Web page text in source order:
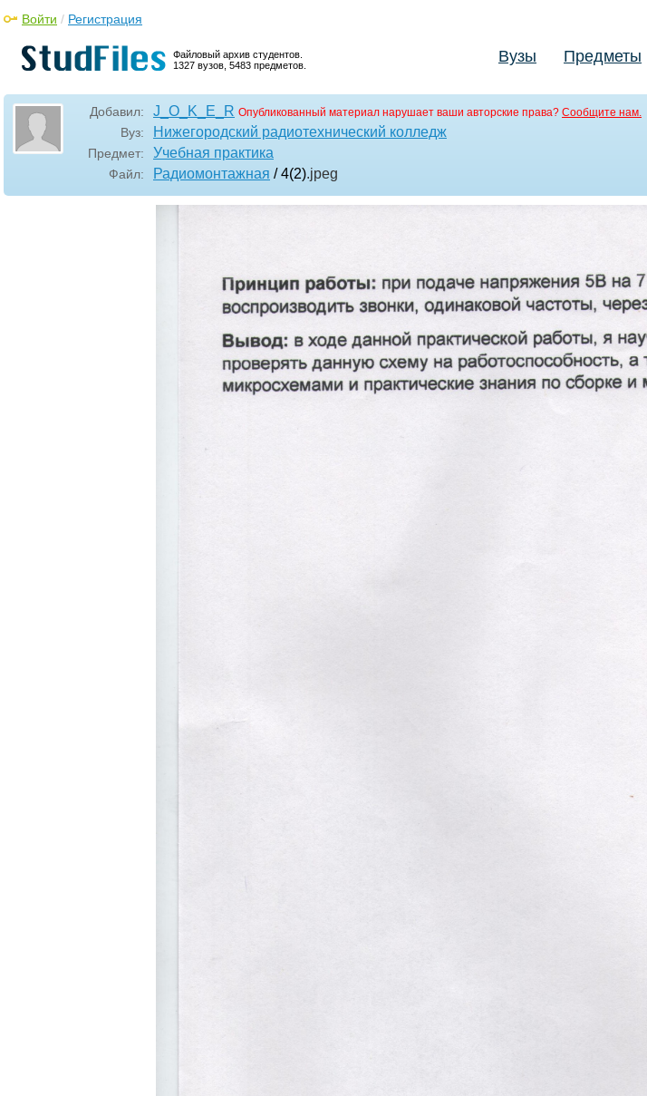
Файловый архив студентов.
1327 вузов, 5483 предметов.
Войти / Регистрация
Вузы Предметы
Добавил: J_O_K_E_R Опубликованный материал нарушает ваши авторские права? Сообщите нам.
Вуз: Нижегородский радиотехнический колледж
Предмет: Учебная практика
Файл: Радиомонтажная / 4(2).jpeg